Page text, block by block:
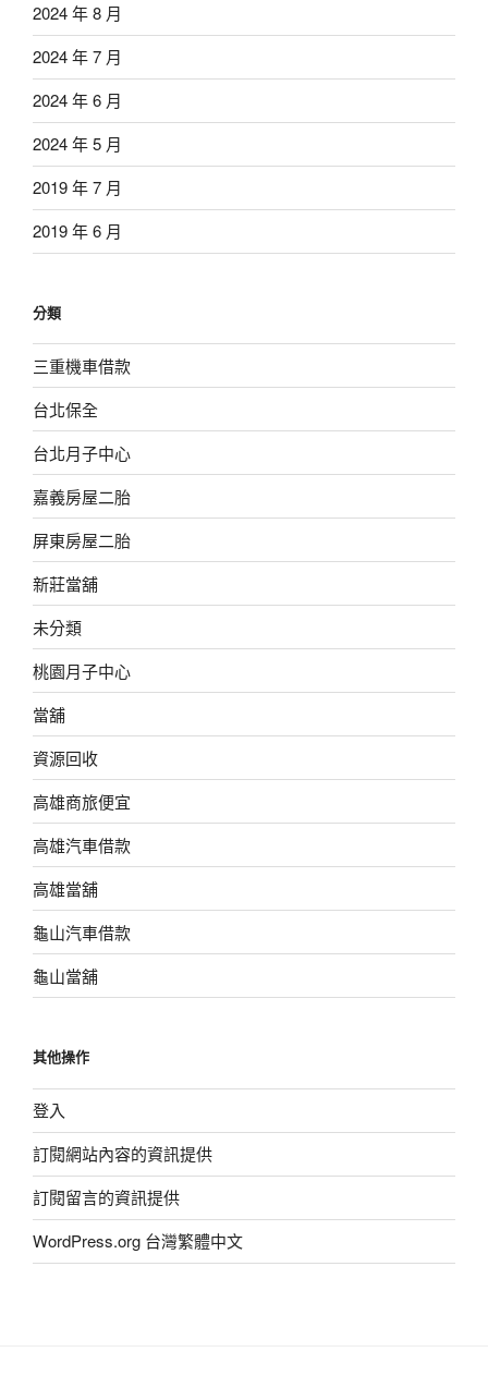
2024 年 8 月
2024 年 7 月
2024 年 6 月
2024 年 5 月
2019 年 7 月
2019 年 6 月
分類
三重機車借款
台北保全
台北月子中心
嘉義房屋二胎
屏東房屋二胎
新莊當舖
未分類
桃園月子中心
當舖
資源回收
高雄商旅便宜
高雄汽車借款
高雄當舖
龜山汽車借款
龜山當舖
其他操作
登入
訂閱網站內容的資訊提供
訂閱留言的資訊提供
WordPress.org 台灣繁體中文